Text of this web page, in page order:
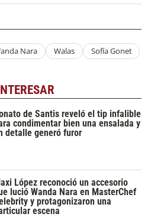
Nara Walas Sofía Gonet
de Santis reveló el tip infalible
condimentar bien una ensalada y
detalle generó furor
López reconoció un accesorio
lució Wanda Nara en MasterChef
y protagonizaron una
escena